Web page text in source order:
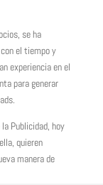
se ha
el tiempo y
experiencia en el
para generar
Publicidad, hoy
quieren
manera de